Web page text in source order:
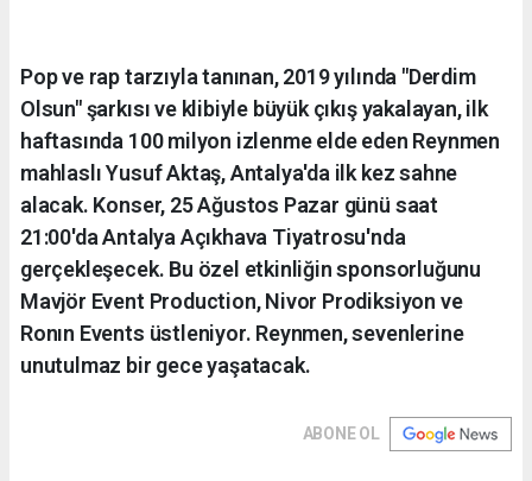
Pop ve rap tarzıyla tanınan, 2019 yılında "Derdim
Olsun" şarkısı ve klibiyle büyük çıkış yakalayan, ilk
haftasında 100 milyon izlenme elde eden Reynmen
mahlaslı Yusuf Aktaş, Antalya'da ilk kez sahne
alacak. Konser, 25 Ağustos Pazar günü saat
21:00'da Antalya Açıkhava Tiyatrosu'nda
gerçekleşecek. Bu özel etkinliğin sponsorluğunu
Mavjör Event Production, Nivor Prodiksiyon ve
Ronın Events üstleniyor. Reynmen, sevenlerine
unutulmaz bir gece yaşatacak.
ABONE OL